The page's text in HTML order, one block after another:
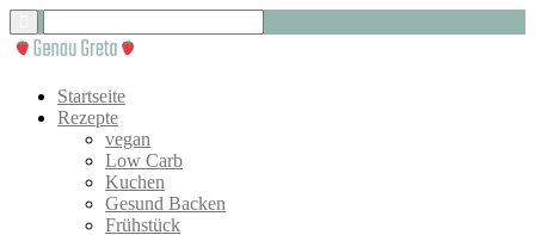
Startseite
Rezepte
vegan
Low Carb
Kuchen
Gesund Backen
Frühstück